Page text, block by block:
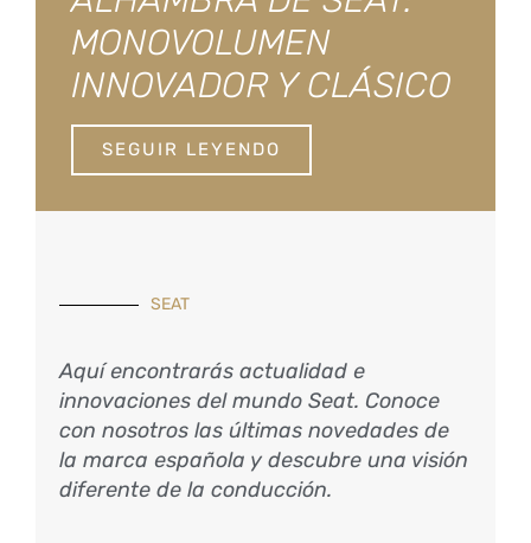
MONOVOLUMEN
INNOVADOR Y CLÁSICO
SEGUIR LEYENDO
SEAT
Aquí encontrarás actualidad e
innovaciones del mundo Seat. Conoce
con nosotros las últimas novedades de
la marca española y descubre una visión
diferente de la conducción.